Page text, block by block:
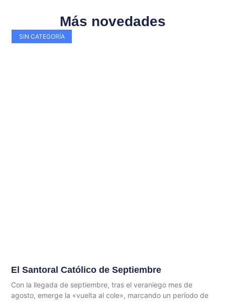
Más novedades
SIN CATEGORÍA
El Santoral Católico de Septiembre
Con la llegada de septiembre, tras el veraniego mes de
agosto, emerge la «vuelta al cole», marcando un período de